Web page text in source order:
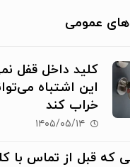
عمومی
کلید داخل قفل
این اشتباه
خراب کند
۱۴۰۵/۰۵/۱۴
که قبل از تماس با